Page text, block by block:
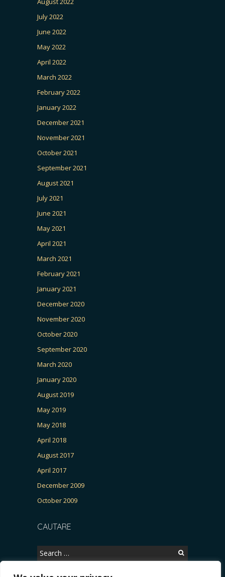
July 2022
June 2022
May 2022
April 2022
March 2022
February 2022
January 2022
December 2021
November 2021
October 2021
September 2021
August 2021
July 2021
June 2021
May 2021
April 2021
March 2021
February 2021
January 2021
December 2020
November 2020
October 2020
September 2020
March 2020
January 2020
August 2019
May 2019
May 2018
April 2018
August 2017
April 2017
December 2009
October 2009
CAUTARE
Search
for: